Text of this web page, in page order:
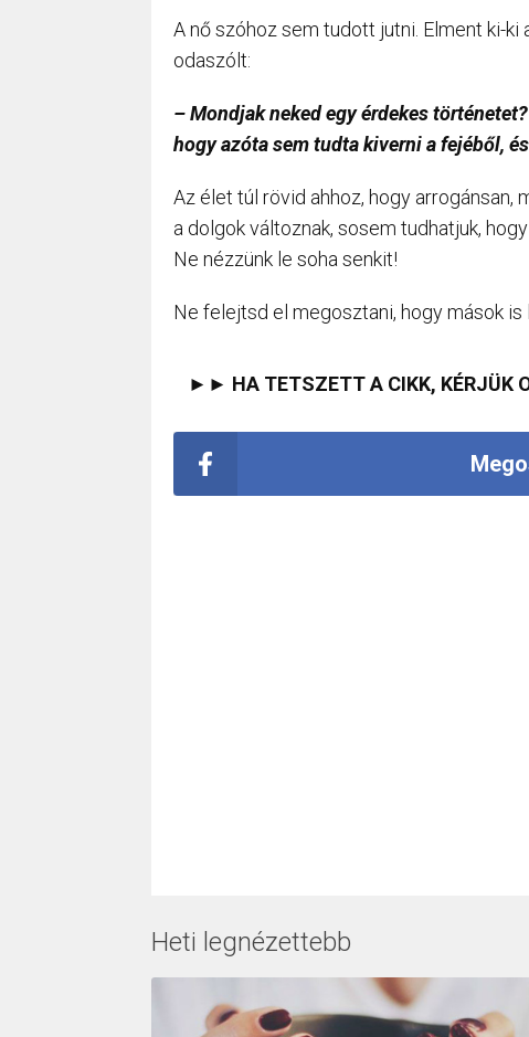
A nő szóhoz sem tudott jutni. Elment ki-ki
odaszólt:
– Mondjak neked egy érdekes
hogy azóta sem tudta kiverni a fejéből,
Az élet túl rövid ahhoz, hogy
a dolgok változnak, sosem tudhatjuk,
Ne nézzünk le soha senkit!
Ne felejtsd el megosztani, hogy mások is
►► HA TETSZETT A CIKK, KÉRJÜK
Heti legnézettebb